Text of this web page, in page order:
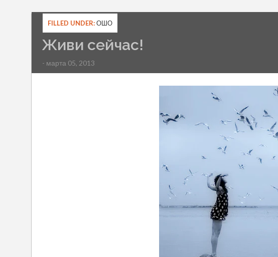
FILLED UNDER:ОШО
Живи сейчас!
- марта 05, 2013